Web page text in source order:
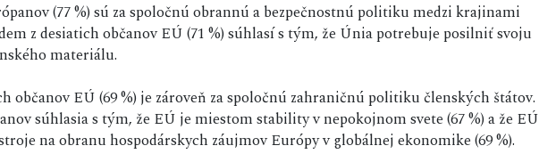
(77 %) sú za spoločnú obrannú a bezpečnostnú politiku medzi krajinami
z desiatich občanov EÚ (71 %) súhlasí s tým, že Únia potrebuje posilniť svoju
materiálu.
občanov EÚ (69 %) je zároveň za spoločnú zahraničnú politiku členských štátov.
súhlasia s tým, že EÚ je miestom stability v nepokojnom svete (67 %) a že EÚ
na obranu hospodárskych záujmov Európy v globálnej ekonomike (69 %).